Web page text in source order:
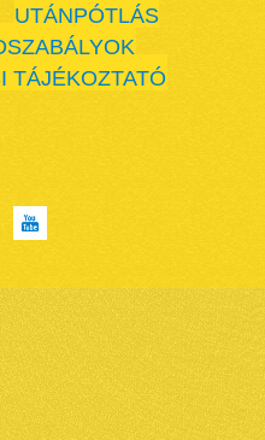
UTÁNPÓTLÁS
TÁJÉKOZTATÓ